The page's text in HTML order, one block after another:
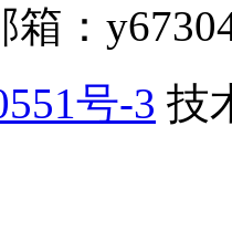
箱：
号-3 技